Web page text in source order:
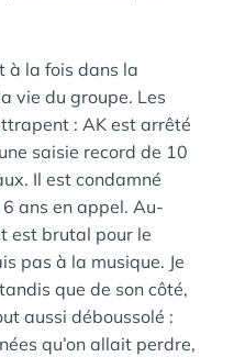
à la fois dans la
vie du groupe. Les
: AK est arrêté
saisie record de 10
Il est condamné
ans en appel. Au-
est brutal pour le
pas à la musique. Je
que de son côté,
aussi déboussolé :
qu’on allait perdre,